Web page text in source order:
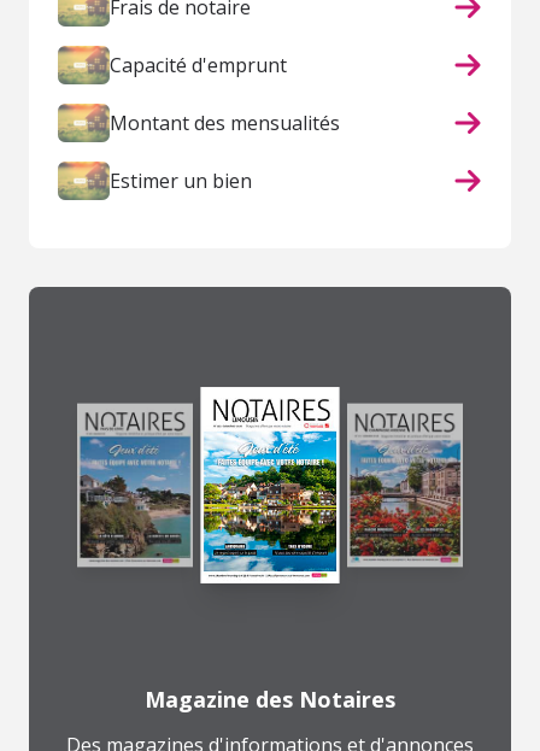
Frais de notaire
Capacité d'emprunt
Montant des mensualités
Estimer un bien
Magazine des Notaires
Des magazines d'informations et d'annonces